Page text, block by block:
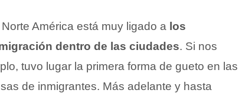
América está muy ligado a los
dentro de las ciudades. Si nos
tuvo lugar la primera forma de gueto en las
de inmigrantes. Más adelante y hasta